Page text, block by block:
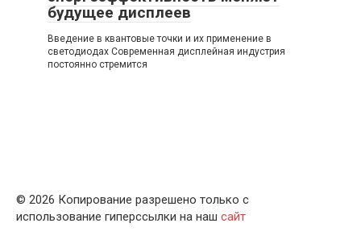
будущее дисплеев
Введение в квантовые точки и их применение в
светодиодах Современная дисплейная индустрия
постоянно стремится
© 2026 Копирование разрешено только с
использование гиперссылки на наш сайт